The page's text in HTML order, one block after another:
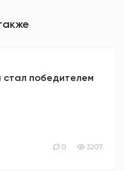
стал победителем
0 3207